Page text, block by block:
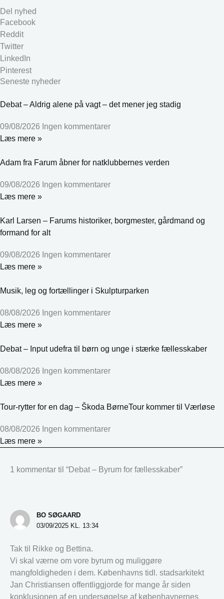
Del nyhed
Facebook
Reddit
Twitter
LinkedIn
Pinterest
Seneste nyheder
Debat – Aldrig alene på vagt – det mener jeg stadig
09/08/2026 Ingen kommentarer
Læs mere »
Adam fra Farum åbner for natklubbernes verden
09/08/2026 Ingen kommentarer
Læs mere »
Karl Larsen – Farums historiker, borgmester, gårdmand og
formand for alt
09/08/2026 Ingen kommentarer
Læs mere »
Musik, leg og fortællinger i Skulpturparken
08/08/2026 Ingen kommentarer
Læs mere »
Debat – Input udefra til børn og unge i stærke fællesskaber
08/08/2026 Ingen kommentarer
Læs mere »
Tour-rytter for en dag – Škoda BørneTour kommer til Værløse
08/08/2026 Ingen kommentarer
Læs mere »
1 kommentar til “Debat – Byrum for fællesskaber”
BO SØGAARD
03/09/2025 KL. 13:34
Tak til Rikke og Bettina.
Vi skal værne om vore byrum og muliggøre
mangfoldigheden i dem. Københavns tidl. stadsarkitekt
Jan Christiansen offentliggjorde for mange år siden
konklusionen af en undersøgelse af københavnernes